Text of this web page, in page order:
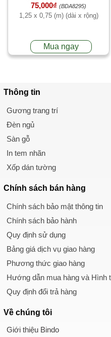
75,000₫ (BDA8295)
1,25 x 0,75 (m) (dài x rộng)
Mua ngay
Thông tin
Gương trang trí
Đèn ngủ
Sàn gỗ
In tem nhãn
Xốp dán tường
Chính sách bán hàng
Chính sách bảo mật thông tin
Chính sách bảo hành
Quy định sử dụng
Bảng giá dịch vụ giao hàng
Phương thức giao hàng
Hướng dẫn mua hàng và Hình
Quy định đổi trả hàng
Về chúng tôi
Giới thiệu Bindo